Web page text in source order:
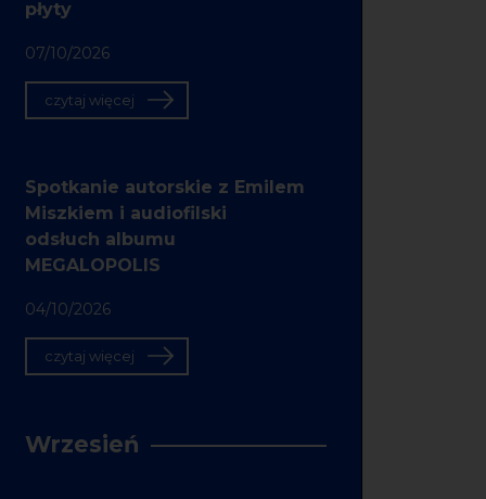
płyty
07/10/2026
czytaj więcej
Spotkanie autorskie z Emilem
Miszkiem i audiofilski
odsłuch albumu
MEGALOPOLIS
04/10/2026
czytaj więcej
Wrzesień